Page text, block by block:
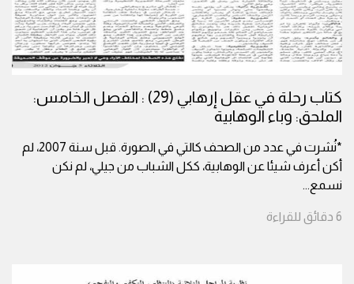
كتاب رحلة في عقل إرهابي (29) : الفصل الخامس:
الملحق: وباء الوهابية
*نُشرت في عدد من الصحف كالتي في الصورة. قبل سنة 2007، لم
أكن أعرف شيئا عن الوهابية، ككل الشباب من جيلي، لم نكن
نسمع...
6 دقائق للقراءة